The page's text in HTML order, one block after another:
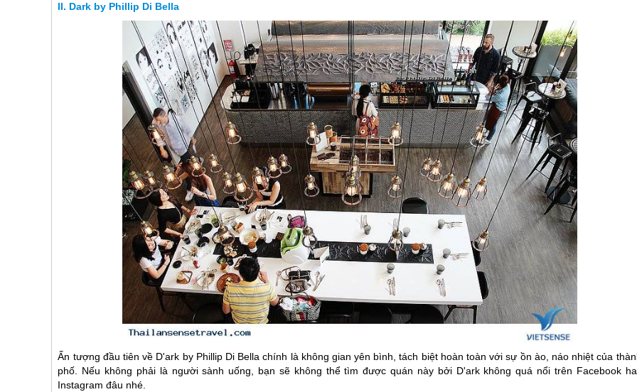
Dark by Phillip Di Bella
Ấn tượng đầu tiên về D'ark by Phillip Di Bella chính là không gian yên bình, tách biệt hoàn toàn với sự ồn ào, náo nhiệt của
phố. Nếu không phải là người sành uống, bạn sẽ không thể tìm được quán này bởi D'ark không quá nổi trên Facebook
Instagram đâu nhé.